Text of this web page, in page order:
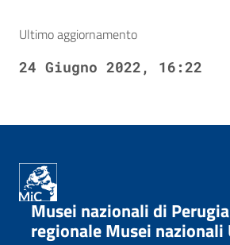
Ultimo aggiornamento
24 Giugno 2022, 16:22
Musei nazionali di
regionale Musei nazionali